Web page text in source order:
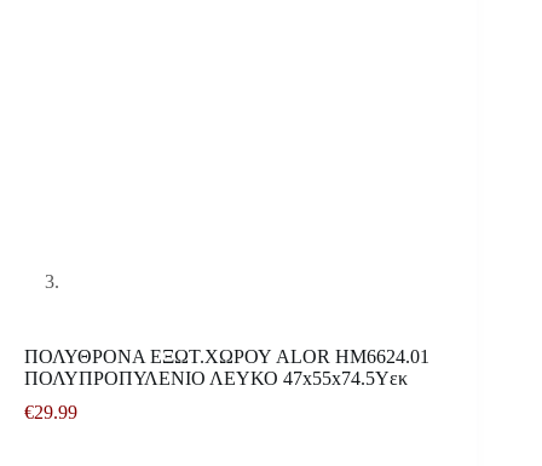
ΠΟΛΥΘΡΟΝΑ ΕΞΩΤ.ΧΩΡΟΥ ALOR HM6624.01
ΠΟΛΥΠΡΟΠΥΛΕΝΙΟ ΛΕΥΚΟ 47x55x74.5Υεκ
€29.99